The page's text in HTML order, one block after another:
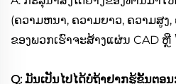
(ຄວາມຫນາ, ຄວາມຍາວ, ຄວາມສູງ
ຂອງພວກເຮົາຈະສ້າງແຜ່ນ CAD ຫຼື
Q: ມັນເປັນໄປໄດ້ບໍຖ້າຢາກຮູ້ຂັ້ນຕອ